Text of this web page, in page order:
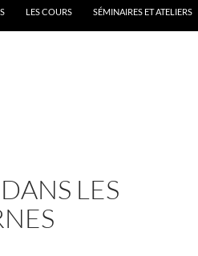
LES COURS SÉMINAIRES ET ATELIERS
LES